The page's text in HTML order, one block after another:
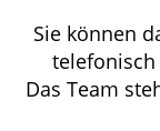
Sie können
telefonisch
Das Team